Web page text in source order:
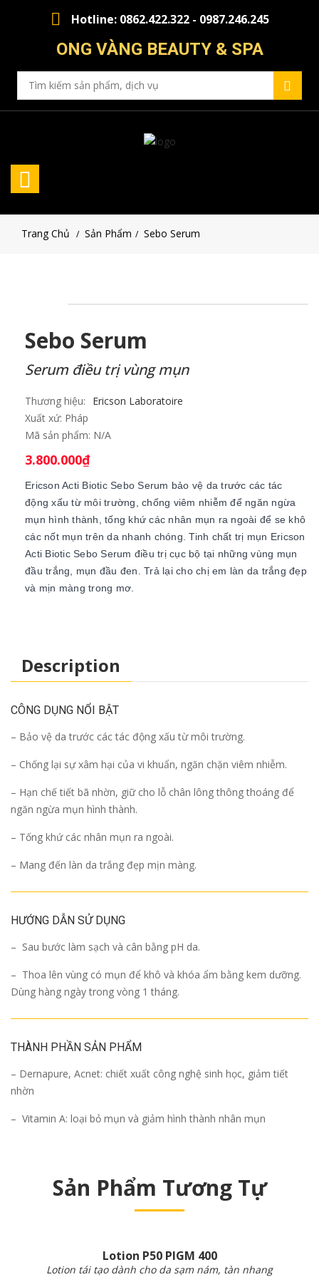
Hotline: 0862.422.322 - 0987.246.245
ONG VÀNG BEAUTY & SPA
Trang Chủ / Sản Phẩm / Sebo Serum
Sebo Serum
Serum điều trị vùng mụn
Thương hiệu:
Ericson Laboratoire
Xuất xứ: Pháp
Mã sản phẩm: N/A
3.800.000₫
Ericson Acti Biotic Sebo Serum bảo vệ da trước các tác
động xấu từ môi trường, chống viêm nhiễm để ngăn ngừa
mụn hình thành, tống khứ các nhân mụn ra ngoài để se khô
các nốt mụn trên da nhanh chóng. Tinh chất trị mụn Ericson
Acti Biotic Sebo Serum điều trị cục bộ tại những vùng mụn
đầu trắng, mụn đầu đen. Trả lại cho chị em làn da trắng đẹp
và mịn màng trong mơ.
Description
CÔNG DỤNG NỔI BẬT
– Bảo vệ da trước các tác động xấu từ môi trường.
– Chống lại sự xâm hại của vi khuẩn, ngăn chặn viêm nhiễm.
– Hạn chế tiết bã nhờn, giữ cho lỗ chân lông thông thoáng để
ngăn ngừa mụn hình thành.
– Tống khứ các nhân mụn ra ngoài.
– Mang đến làn da trắng đẹp mịn màng.
HƯỚNG DẪN SỬ DỤNG
– Sau bước làm sạch và cân bằng pH da.
– Thoa lên vùng có mụn để khô và khóa ẩm bằng kem dưỡng.
Dùng hàng ngày trong vòng 1 tháng.
THÀNH PHẦN SẢN PHẨM
– Dernapure, Acnet: chiết xuất công nghệ sinh học, giảm tiết
nhờn
– Vitamin A: loại bỏ mụn và giảm hình thành nhân mụn
Sản Phẩm Tương Tự
Lotion P50 PIGM 400
Lotion tái tạo dành cho da sạm nám, tàn nhang